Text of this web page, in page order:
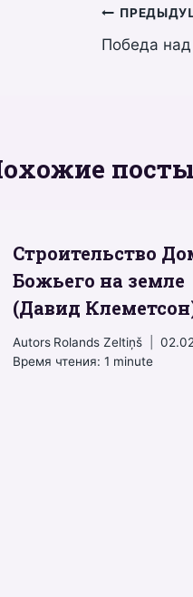
по
Победа над
посты
Строительство
Божьего на земле
(Давид
Autors Rolands Zeltiņš
Время чтения: 1 minute